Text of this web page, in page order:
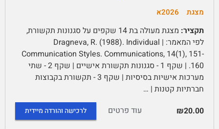
מצגת 2026א
תקציר:
מצגת מעולה בת 14 שקפים על סגנונות תקשורת,
לפי המאמר: | Dragneva, R. (1988). Individual
Communication Styles. Communications, 14(1), 151-
160.‏ | שקף 1 - סגנונות תקשורת אישיים | שקף 2 - שתי
מערכות אישיות בסיסיות | שקף 3 - תקשורת בקבוצות
חברתיות קטנות | …
₪20.00
עוד פרטים לרכישה והורדה מיידית